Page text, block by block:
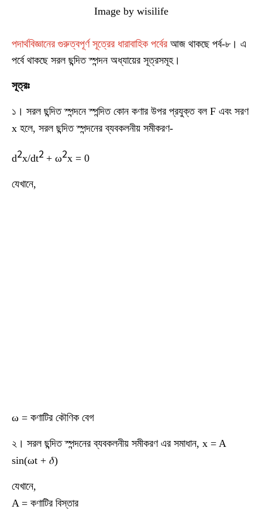
Image by wisilife
পদার্থবিজ্ঞানের গুরুত্বপূর্ণ সূত্রের ধারাবাহিক পর্বেরআজ থাকছে পর্ব-৮। এ
পর্বে থাকছে সরল ছন্দিত স্পন্দন অধ্যায়ের সূত্রসমূহ।
সূত্রঃ
১। সরল ছন্দিত স্পন্দনে স্পন্দিত কোন কণার উপর প্রযুক্ত বল F এবং সরণ
x হলে, সরল ছন্দিত স্পন্দনের ব্যবকলনীয় সমীকরণ-
d2x/dt2 + ω2x = 0
যেখানে,
ω = কণাটির কৌণিক বেগ
২। সরল ছন্দিত স্পন্দনের ব্যবকলনীয় সমীকরণ এর সমাধান, x = A
sin(ωt + 𝛿)
যেখানে,
A = কণাটির বিস্তার